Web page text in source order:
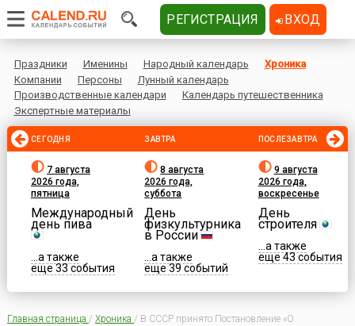
Праздники Именины Народный календарь
Хроника
Компании
Персоны
Лунный календарь
Производственные календари
Календарь путешественника
Экспертные материалы
СЕГОДНЯ
7 августа
2026 года,
пятница
Международный
день пива
...а также
еще 33 события
ЗАВТРА
8 августа
2026 года,
суббота
День
физкультурника
в России
...а также
еще 39 событий
ПОСЛЕЗАВТРА
9 августа
2026 года,
воскресенье
День
строителя
...а также
еще 43 события
Главная страница / Хроника / В СССР принято Постановление «О
РЕГИСТРАЦИЯ ВХОД